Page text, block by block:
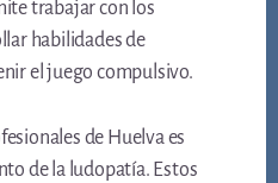
trabajar con los
habilidades de
el juego compulsivo.
de Huelva es
de la ludopatía. Estos